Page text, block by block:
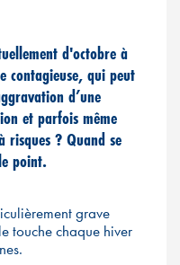
d'octobre à
contagieuse, qui peut
d’une
et parfois même
risques ? Quand se
point.
grave
touche chaque hiver